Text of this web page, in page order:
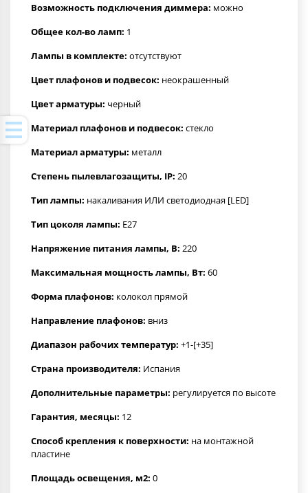
Возможность подключения диммера: можно
Общее кол-во ламп: 1
Лампы в комплекте: отсутствуют
Цвет плафонов и подвесок: неокрашенный
Цвет арматуры: черный
Материал плафонов и подвесок: стекло
Материал арматуры: металл
Степень пылевлагозащиты, IP: 20
Тип лампы: накаливания ИЛИ светодиодная [LED]
Тип цоколя лампы: E27
Напряжение питания лампы, В: 220
Максимальная мощность лампы, Вт: 60
Форма плафонов: колокол прямой
Направление плафонов: вниз
Диапазон рабочих температур: +1-[+35]
Страна производителя: Испания
Дополнительные параметры: регулируется по высоте
Гарантия, месяцы: 12
Способ крепления к поверхности: на монтажной
пластине
Площадь освещения, м2: 0